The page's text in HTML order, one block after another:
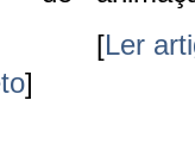
]
[Ler